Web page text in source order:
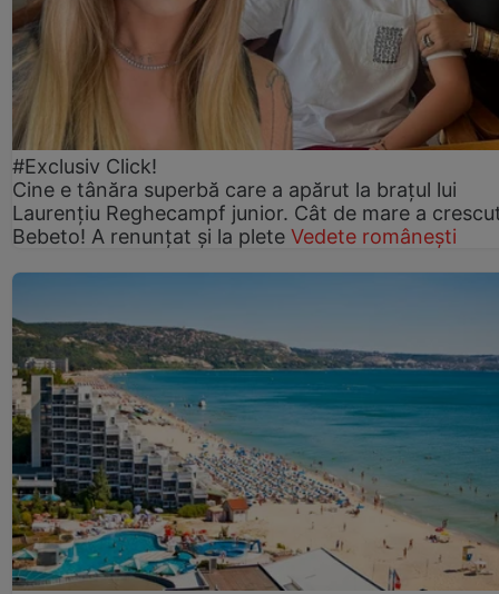
#Exclusiv Click!
Cine e tânăra superbă care a apărut la brațul lui
Laurențiu Reghecampf junior. Cât de mare a
Bebeto! A renunțat și la plete Vedete românești